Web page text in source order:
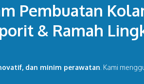
Pembuatan
& Ramah
dan minim perawatan. Kami